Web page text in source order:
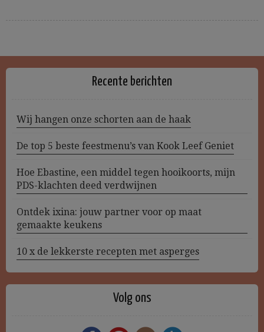
Recente berichten
Wij hangen onze schorten aan de haak
De top 5 beste feestmenu’s van Kook Leef Geniet
Hoe Ebastine, een middel tegen hooikoorts, mijn
PDS-klachten deed verdwijnen
Ontdek ixina: jouw partner voor op maat
gemaakte keukens
10 x de lekkerste recepten met asperges
Volg ons